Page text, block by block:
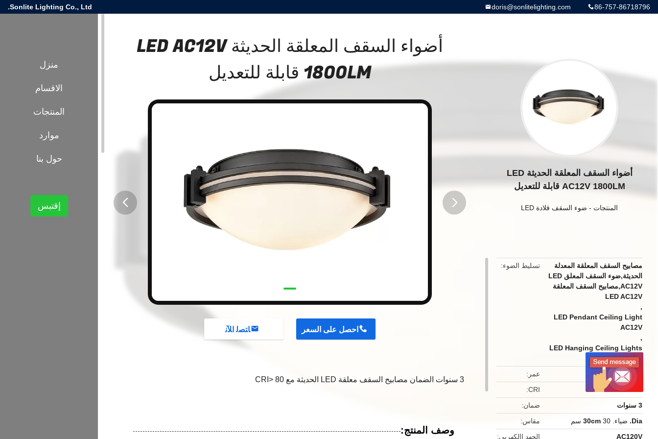
Sonlite Lighting Co., Ltd. 86-757-86718796
doris@sonlitelighting.com
أضواء السقف المعلقة الحديثة LED
AC12V 1800LM قابلة للتعديل
المنتجات - ضوء السقف قلادة LED
تسليط الضوء
مصابيح السقف المعلقة المعدلة
الحديثة,ضوء السقف المعلق LED
AC12V,مصابيح السقف المعلقة
LED AC12V
,
LED Pendant Ceiling Light
AC12V
,
LED Hanging Ceiling Lights
AC12V
عمر
50000 ساعة
CRI
ضمان
3 سنوات
مقاس
Dia. ضياء. 30cm 30 سم
الجهد االكهربى
AC120V
أضواء السقف المعلقة الحديثة LED AC12V
1800LM قابلة للتعديل
احصل على السعر ﺎﺘﺼﻟ ﺍﻶﻧ
3 سنوات الضمان مصابيح السقف معلقة LED الحديثة مع CRI> 80
وصف المنتج:
منزل
الاقسام
المنتجات
موارد
حول بنا
إقتبس